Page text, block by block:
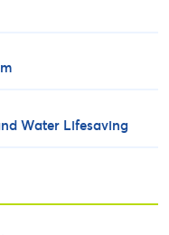
Water Lifesaving